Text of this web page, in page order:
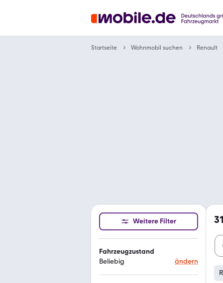
Startseite Wohnmobil suchen Renault
Weitere Filter
Fahrzeugzustand
Beliebig
ändern
31